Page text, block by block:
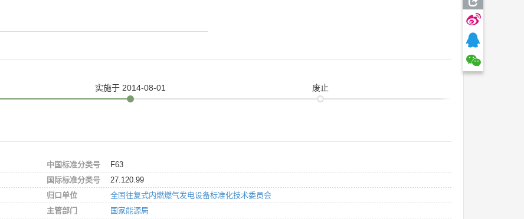
实施于 2014-08-01 废止
中国标准分类号
F63
国际标准分类号
27.120.99
归口单位
全国往复式内燃燃气发电设备标准化技术委员会
主管部门
国家能源局